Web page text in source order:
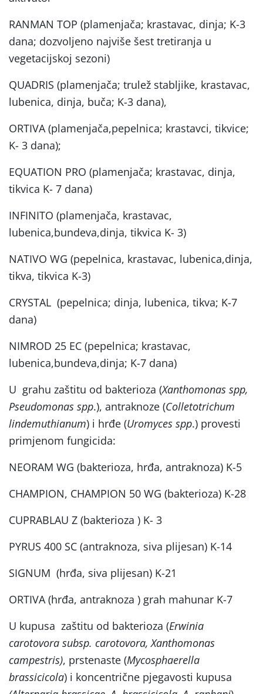
RANMAN TOP (plamenjača; krastavac, dinja; K-3
dana; dozvoljeno najviše šest tretiranja u
vegetacijskoj sezoni)
QUADRIS (plamenjača; trulež stabljike, krastavac,
lubenica, dinja, buča; K-3 dana),
ORTIVA (plamenjača,pepelnica; krastavci, tikvice;
K- 3 dana);
EQUATION PRO (plamenjača; krastavac, dinja,
tikvica K- 7 dana)
INFINITO (plamenjača, krastavac,
lubenica,bundeva,dinja, tikvica K- 3)
NATIVO WG (pepelnica, krastavac, lubenica,dinja,
tikva, tikvica K-3)
CRYSTAL (pepelnica; dinja, lubenica, tikva; K-7
dana)
NIMROD 25 EC (pepelnica; krastavac,
lubenica,bundeva,dinja; K-7 dana)
U grahu zaštitu od bakterioza (Xanthomonas spp,
Pseudomonas spp.), antraknoze (Colletotrichum
lindemuthianum) i hrđe (Uromyces spp.) provesti
primjenom fungicida:
NEORAM WG (bakterioza, hrđa, antraknoza) K-5
CHAMPION, CHAMPION 50 WG (bakterioza) K-28
CUPRABLAU Z (bakterioza ) K- 3
PYRUS 400 SC (antraknoza, siva plijesan) K-14
SIGNUM (hrđa, siva plijesan) K-21
ORTIVA (hrđa, antraknoza ) grah mahunar K-7
U kupusa zaštitu od bakterioza (Erwinia
carotovora subsp. carotovora, Xanthomonas
campestris), prstenaste (Mycosphaerella
brassicicola) i koncentrične pjegavosti kupusa